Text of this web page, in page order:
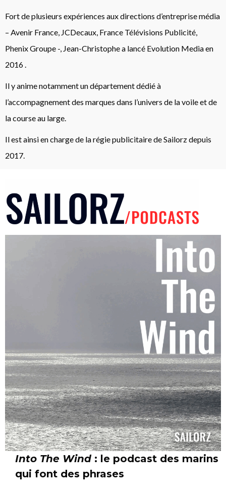
Fort de plusieurs expériences aux directions d’entreprise média
– Avenir France, JCDecaux, France Télévisions Publicité,
Phenix Groupe -, Jean-Christophe a lancé Evolution Mediaen
2016.
Il y anime notamment un département dédié à
l’accompagnement des marques dans l’univers de la voile et de
la course au large.
Il est ainsi en charge de la régie publicitaire de Sailorz depuis
2017.
Into The Wind: le podcast des marins
qui font des phrases